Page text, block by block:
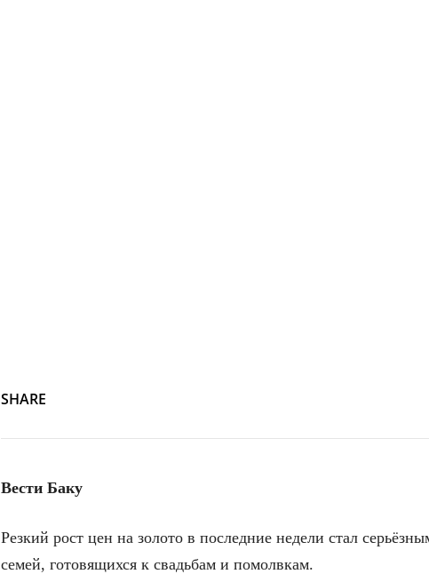
SHARE
Вести Баку
Резкий рост цен на золото в последние недели стал
семей, готовящихся к свадьбам и помолвкам.